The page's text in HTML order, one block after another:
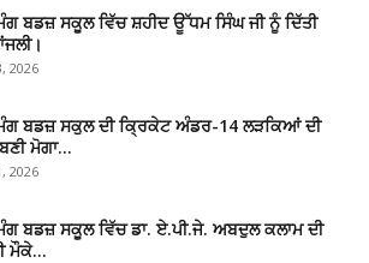
ਬਡਜ਼ ਸਕੂਲ ਵਿੱਚ ਸ਼ਹੀਦ ਊੱਧਮ ਸਿੰਘ ਜੀ ਨੂੰ ਦਿੱਤੀ
2026
ਬਡਜ਼ ਸਕੁਲ ਦੀ ਕ੍ਰਿਕੇਟ ਅੰਡਰ-14 ਲੜਕਿਆਂ ਦੀ
ਮੋਗਾ…
2026
ਬਡਜ਼ ਸਕੂਲ ਵਿੱਚ ਡਾ. ਏ.ਪੀ.ਜੇ. ਅਬਦੁਲ ਕਲਾਮ ਦੀ
ਮੌਕੇ…